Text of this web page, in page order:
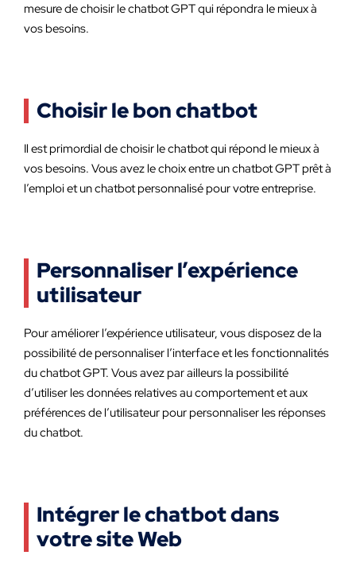
mesure de choisir le chatbot GPT qui répondra le mieux à
vos besoins.
Choisir le bon chatbot
Il est primordial de choisir le chatbot qui répond le mieux à
vos besoins. Vous avez le choix entre un chatbot GPT prêt à
l’emploi et un chatbot personnalisé pour votre entreprise.
Personnaliser l’expérience
utilisateur
Pour améliorer l’expérience utilisateur, vous disposez de la
possibilité de personnaliser l’interface et les fonctionnalités
du chatbot GPT. Vous avez par ailleurs la possibilité
d’utiliser les données relatives au comportement et aux
préférences de l’utilisateur pour personnaliser les réponses
du chatbot.
Intégrer le chatbot dans
votre site Web